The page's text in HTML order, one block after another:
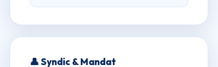
👤 Syndic & Mandat